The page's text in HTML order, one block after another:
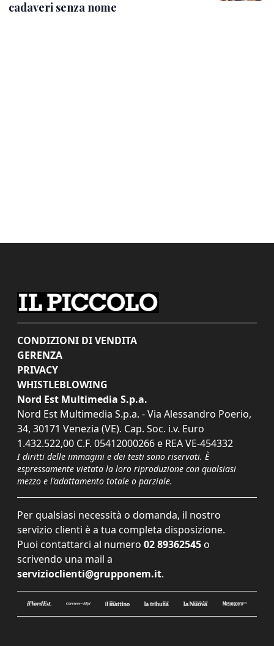
cadaveri senza nome
CONDIZIONI DI VENDITA
GERENZA
PRIVACY
WHISTLEBLOWING
Nord Est Multimedia S.p.a.
Nord Est Multimedia S.p.a. - Via Alessandro Poerio,
34, 30171 Venezia (VE). Cap. Soc. i.v. Euro
1.432.522,00 C.F. 05412000266 e REA VE-454332
I diritti delle immagini e dei testi sono riservati. È
espressamente vietata la loro riproduzione con qualsiasi
mezzo e l'adattamento totale o parziale.
Per qualsiasi necessità o domanda, il nostro
servizio clienti è a tua completa disposizione.
Puoi contattarci al numero 02 89362545 o
scrivendo una mail a
servizioclienti@grupponem.it.